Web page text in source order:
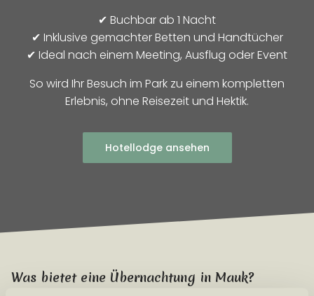
✔ Buchbar ab 1 Nacht
✔ Inklusive gemachter Betten und Handtücher
✔ Ideal nach einem Meeting, Ausflug oder Event
So wird Ihr Besuch im Park zu einem kompletten
Erlebnis, ohne Reisezeit und Hektik.
Hotellodge ansehen
Was bietet eine Übernachtung in Mauk?